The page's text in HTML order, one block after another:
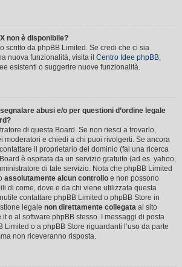
non è disponibile?
scritto da phpBB Limited. Se credi che ci sia
nuova funzionalità, visita il Centro Idee phpBB,
esistenti o suggerire nuove funzionalità.
abusi e/o per questioni d’ordine legale
di questa Board. Se non riesci a trovarlo,
moderatori e chiedi a chi puoi rivolgerti. Se ancora
il proprietario del dominio (fai una ricerca
è ospitata da un servizio gratuito (ad es. yahoo,
di tale servizio. Nota che phpBB Limited
assolutamente alcun controllo e non possono
di come, dove e da chi viene utilizzata questa
contattare phpBB Limited o phpBB Store in
legale non direttamente collegata al sito
o al software phpBB stesso. I messaggi di posta
Limited o a phpBB Store riguardanti l’uso da parte
non riceveranno risposta.